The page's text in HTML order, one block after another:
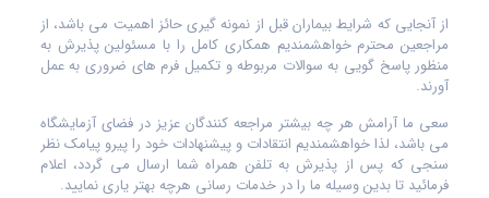
از آنجایی که شرایط بیماران قبل از نمونه گیری حائز اهمیت می باشد، از
مراجعین محترم خواهشمندیم همکاری کامل را با مسئولین پذیرش به
منظور پاسخ گویی به سوالات مربوطه و تکمیل فرم های ضروری به عمل
آورند.
سعی ما آرامش هر چه بیشتر مراجعه کنندگان عزیز در فضای آزمایشگاه
می باشد، لذا خواهشمندیم انتقادات و پیشنهادات خود را پیرو پیامک نظر
سنجی که پس از پذیرش به تلفن همراه شما ارسال می گردد، اعلام
فرمائید تا بدین وسیله ما را در خدمات رسانی هرچه بهتر یاری نمایید.